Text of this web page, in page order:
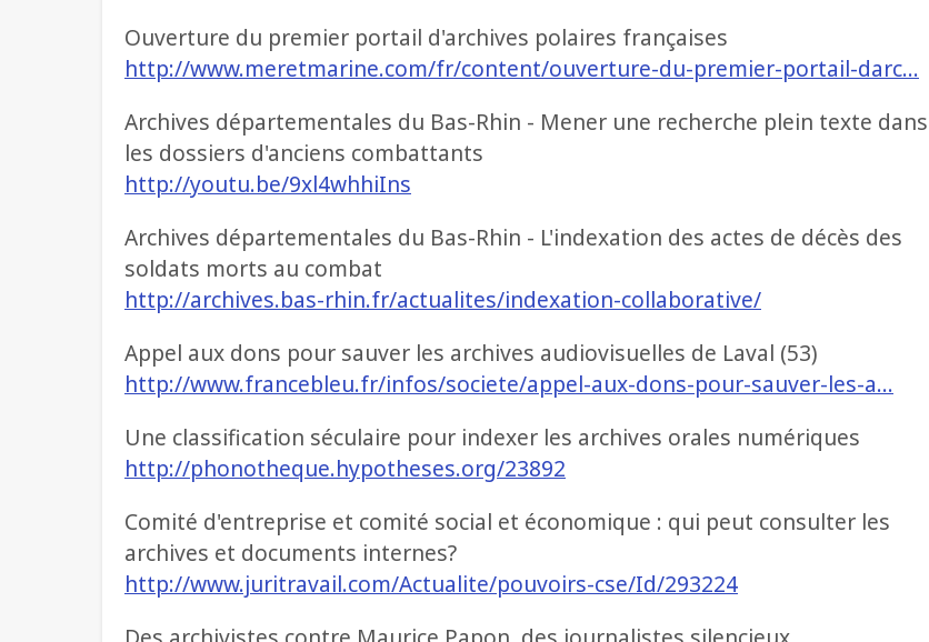
Ouverture du premier portail d'archives polaires françaises
http://www.meretmarine.com/fr/content/ouverture-du-premier-portail-darc…
Archives départementales du Bas-Rhin - Mener une recherche plein texte dans
les dossiers d'anciens combattants
http://youtu.be/9xl4whhiIns
Archives départementales du Bas-Rhin - L'indexation des actes de décès des
soldats morts au combat
http://archives.bas-rhin.fr/actualites/indexation-collaborative/
Appel aux dons pour sauver les archives audiovisuelles de Laval (53)
http://www.francebleu.fr/infos/societe/appel-aux-dons-pour-sauver-les-a…
Une classification séculaire pour indexer les archives orales numériques
http://phonotheque.hypotheses.org/23892
Comité d'entreprise et comité social et économique : qui peut consulter les
archives et documents internes?
http://www.juritravail.com/Actualite/pouvoirs-cse/Id/293224